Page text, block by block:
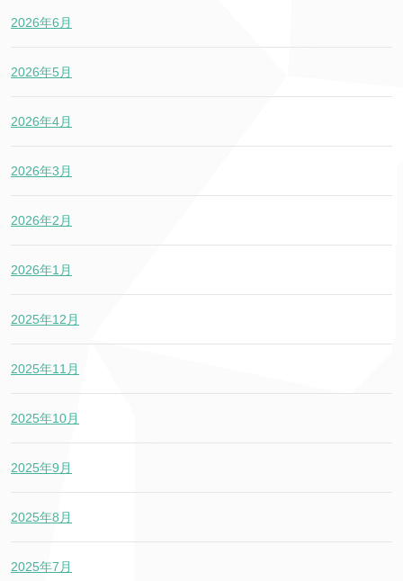
2026年6月
2026年5月
2026年4月
2026年3月
2026年2月
2026年1月
2025年12月
2025年11月
2025年10月
2025年9月
2025年8月
2025年7月